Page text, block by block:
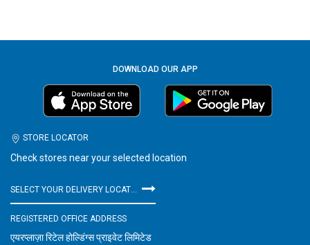
DOWNLOAD OUR APP
STORE LOCATOR
Check stores near your selected location
REGISTERED OFFICE ADDRESS
एयरप्लाज़ा रिटेल होल्डिंग्स प्राइवेट लिमिटेड